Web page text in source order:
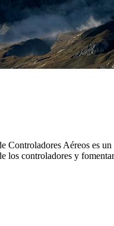
Controladores Aéreos es
los controladores y